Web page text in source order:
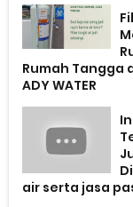
Rumah Tangga
ADY WATER
air serta jasa